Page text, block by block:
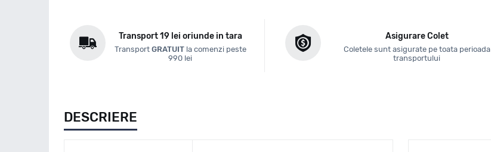
Transport 19 lei oriunde in tara
Transport GRATUITla comenzi peste
990 lei
Asigurare Colet
Coletele sunt asigurate pe toata perioada
transportului
DESCRIERE